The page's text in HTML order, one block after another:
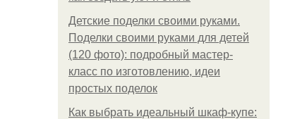
Детские поделки своими руками.
Поделки своими руками для детей
(120 фото): подробный мастер-
класс по изготовлению, идеи
простых поделок
Как выбрать идеальный шкаф-купе: